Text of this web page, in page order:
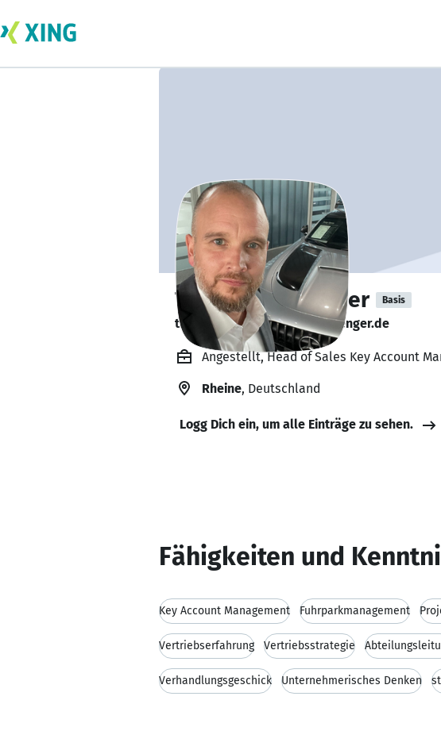
Tim Hünschemeyer Basis
tim.huenschemeyer@auto-senger.de
Angestellt, Head of Sales Key Account
Rheine, Deutschland
Logg Dich ein, um alle Einträge zu sehen.
Fähigkeiten und
Key Account Management Fuhrparkmanagement
Vertriebserfahrung Vertriebsstrategie
Verhandlungsgeschick Unternehmerisches Denken